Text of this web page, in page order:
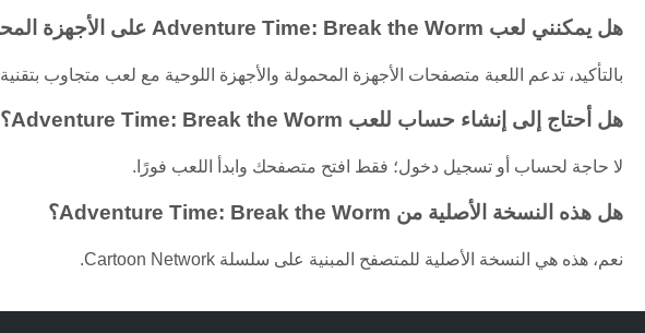
هل يمكنني لعب Adventure Time: Break the Worm على الأجهزة المحمولة أو الأجهزة اللوحية؟
بالتأكيد، تدعم اللعبة متصفحات الأجهزة المحمولة والأجهزة اللوحية مع لعب متجاوب بتقنية HTML5.
هل أحتاج إلى إنشاء حساب للعب Adventure Time: Break the Worm؟
لا حاجة لحساب أو تسجيل دخول؛ فقط افتح متصفحك وابدأ اللعب فورًا.
هل هذه النسخة الأصلية من Adventure Time: Break the Worm؟
نعم، هذه هي النسخة الأصلية للمتصفح المبنية على سلسلة Cartoon Network.